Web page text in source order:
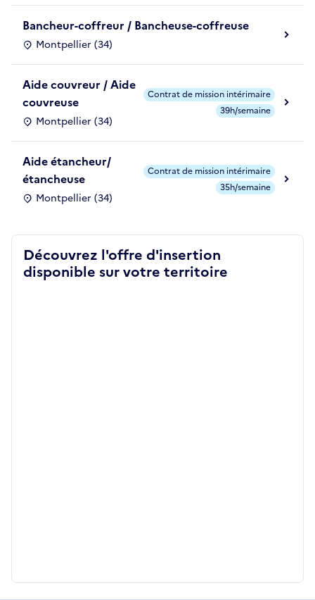
Bancheur-coffreur / Bancheuse-coffreuse
Montpellier (34)
Aide couvreur / Aide
couvreuse
Montpellier (34)
Contrat de mission intérimaire
39h/semaine
Aide étancheur/
étancheuse
Montpellier (34)
Contrat de mission intérimaire
35h/semaine
Découvrez l'offre d'insertion
disponible sur votre territoire